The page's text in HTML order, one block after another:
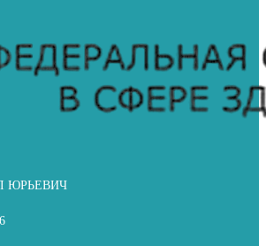
ЮРЬЕВИЧ